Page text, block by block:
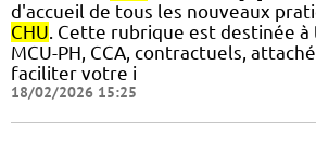
d'accueil de tous les nouveaux
CHU . Cette rubrique est destinée à
MCU-PH, CCA, contractuels,
faciliter votre i
18/02/2026 15:25